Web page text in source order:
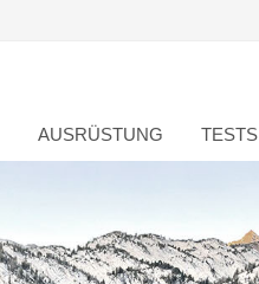
AUSRÜSTUNG TESTS